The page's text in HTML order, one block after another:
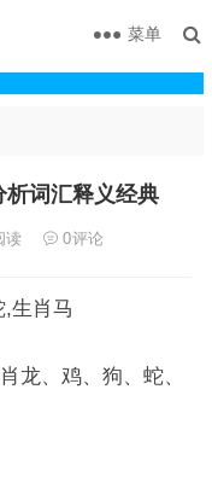
菜单
词汇释义经典
读 0评论
生肖马
龙、鸡、狗、蛇、